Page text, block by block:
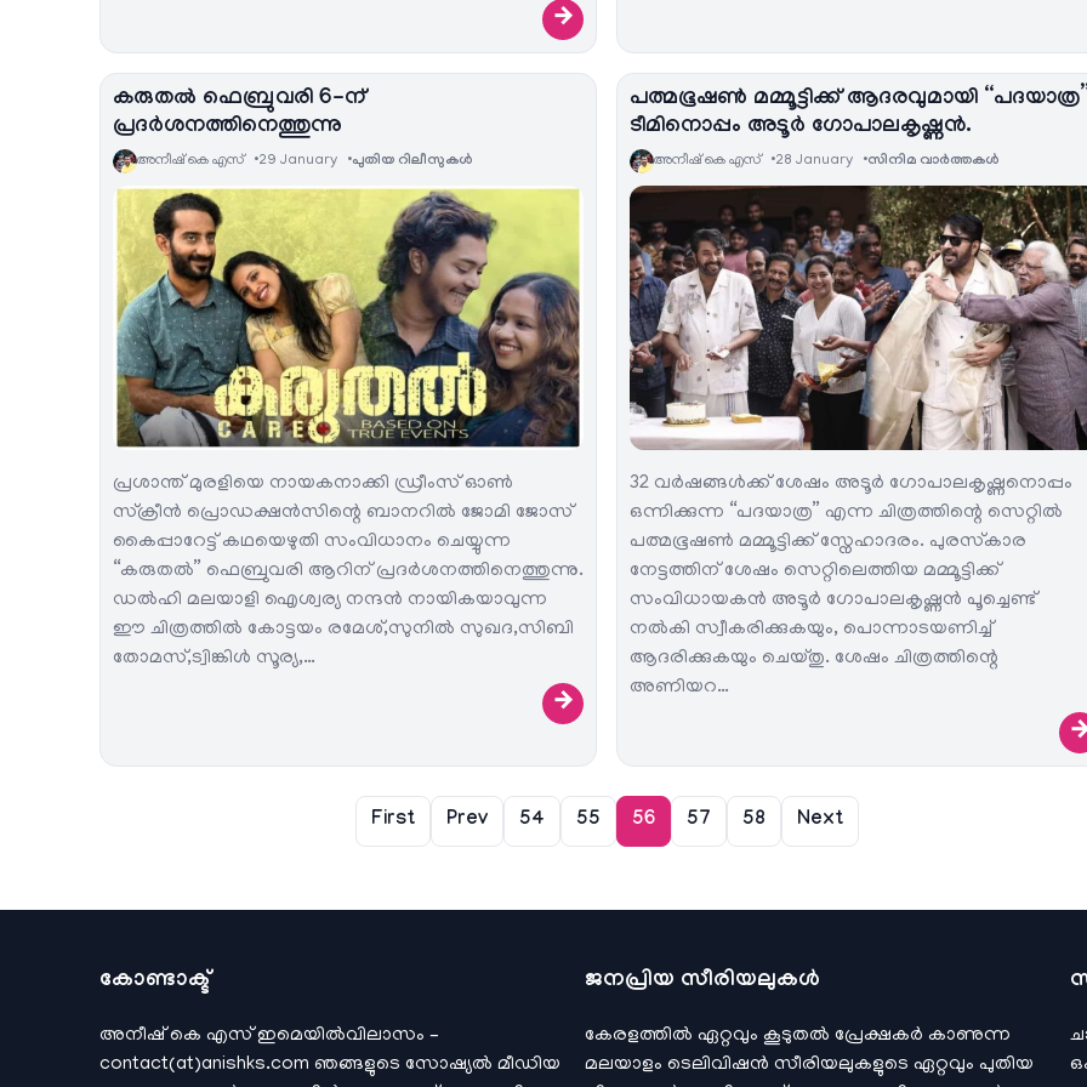
→
കരുതൽ ഫെബ്രുവരി 6-ന്
പ്രദർശനത്തിനെത്തുന്നു
അനീഷ്‌ കെ എസ് 29 January പുതിയ റിലീസുകള്‍
പ്രശാന്ത് മുരളിയെ നായകനാക്കി ഡ്രീംസ് ഓൺ
സ്ക്രീൻ പ്രൊഡക്ഷൻസിന്റെ ബാനറിൽ ജോമി ജോസ്
കൈപ്പാറേട്ട് കഥയെഴുതി സംവിധാനം ചെയ്യുന്ന
“കരുതൽ” ഫെബ്രുവരി ആറിന് പ്രദർശനത്തിനെത്തുന്നു.
ഡൽഹി മലയാളി ഐശ്വര്യ നന്ദൻ നായികയാവുന്ന
ഈ ചിത്രത്തിൽ കോട്ടയം രമേശ്,സുനിൽ സുഖദ,സിബി
തോമസ്,ട്വിങ്കിൾ സൂര്യ,…
→
പത്മഭൂഷൺ മമ്മൂട്ടിക്ക് ആദരവുമായി
ടീമിനൊപ്പം അടൂർ ഗോപാലകൃഷ്ണൻ.
അനീഷ്‌ കെ എസ് 28 January സിനിമ വാര്‍ത്തകള്‍
32 വർഷങ്ങൾക്ക് ശേഷം അടൂർ ഗോപാലകൃഷ്ണനൊപ്പം
ഒന്നിക്കുന്ന “പദയാത്ര” എന്ന ചിത്രത്തിന്റെ സെറ്റിൽ
പത്മഭൂഷൺ മമ്മൂട്ടിക്ക് സ്നേഹാദരം. പുരസ്‌കാര
നേട്ടത്തിന് ശേഷം സെറ്റിലെത്തിയ മമ്മൂട്ടിക്ക്
സംവിധായകൻ അടൂർ ഗോപാലകൃഷ്ണൻ പൂച്ചെണ്ട്
നൽകി സ്വീകരിക്കുകയും, പൊന്നാടയണിച്ച്
ആദരിക്കുകയും ചെയ്തു. ശേഷം ചിത്രത്തിന്റെ
അണിയറ…
First Prev 54 55 56 57 58 Next
കോണ്ടാക്ട്
അനീഷ്‌ കെ എസ് ഇമെയില്‍വിലാസം –
contact(at)anishks.com ഞങ്ങളുടെ സോഷ്യല്‍ മീഡിയ
ജനപ്രിയ സീരിയലുകള്‍
കേരളത്തിൽ ഏറ്റവും കൂടുതൽ പ്രേക്ഷകർ കാണുന്ന
മലയാളം ടെലിവിഷൻ സീരിയലുകളുടെ ഏറ്റവും പുതിയ